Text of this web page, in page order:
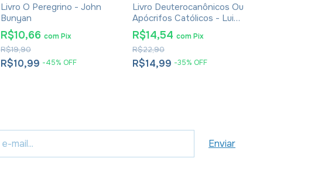
Livro O Peregrino - John
Bunyan
R$10,99 -45% OFF
R$19,90
R$10,66 comPix
Livro Deuterocanônicos Ou
Apócrifos Católicos - Luiz
Alexandre Solano Rossi E
Ildo Perondi
R$14,99 -35% OFF
R$22,90
R$14,54 comPix